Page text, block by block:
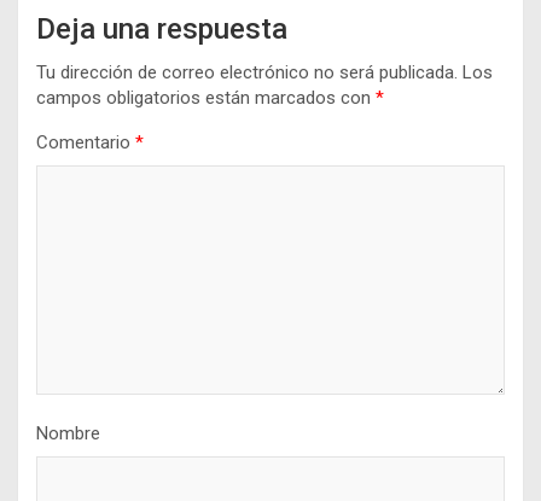
Deja una respuesta
Tu dirección de correo electrónico no será publicada. Los
campos obligatorios están marcados con *
Comentario *
Nombre